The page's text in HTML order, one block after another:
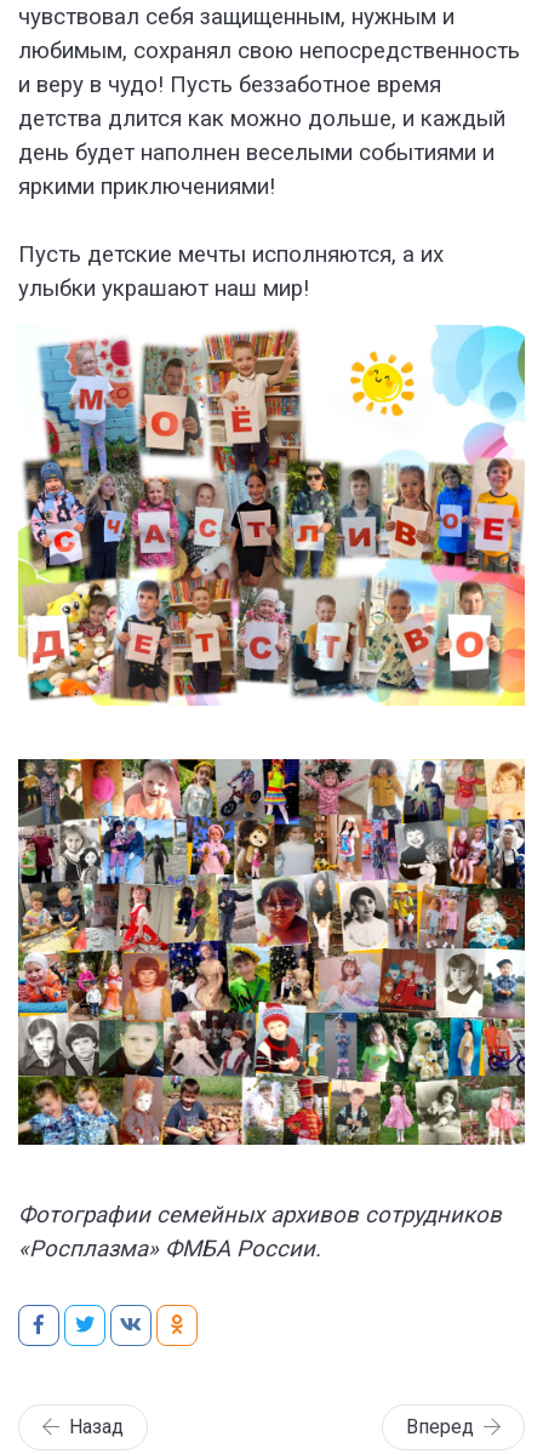
чувствовал себя защищенным, нужным и
любимым, сохранял свою непосредственность
и веру в чудо! Пусть беззаботное время
детства длится как можно дольше, и каждый
день будет наполнен веселыми событиями и
яркими приключениями!
Пусть детские мечты исполняются, а их
улыбки украшают наш мир!
Фотографии семейных архивов сотрудников
«Росплазма» ФМБА России.
Назад Вперед